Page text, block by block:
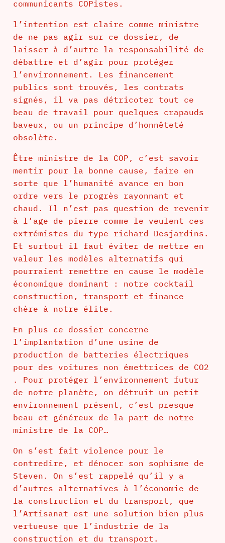
communicants COPistes.
l’intention est claire comme ministre
de ne pas agir sur ce dossier, de
laisser à d’autre la responsabilité de
débattre et d’agir pour protéger
l’environnement. Les financement
publics sont trouvés, les contrats
signés, il va pas détricoter tout ce
beau de travail pour quelques crapauds
baveux, ou un principe d’honnêteté
obsolète.
Être ministre de la COP, c’est savoir
mentir pour la bonne cause, faire en
sorte que l’humanité avance en bon
ordre vers le progrès rayonnant et
chaud. Il n’est pas question de revenir
à l’age de pierre comme le veulent ces
extrémistes du type richard Desjardins.
Et surtout il faut éviter de mettre en
valeur les modèles alternatifs qui
pourraient remettre en cause le modèle
économique dominant : notre cocktail
construction, transport et finance
chère à notre élite.
En plus ce dossier concerne
l’implantation d’une usine de
production de batteries électriques
pour des voitures non émettrices de CO2
. Pour protéger l’environnement futur
de notre planète, on détruit un petit
environnement présent, c’est presque
beau et généreux de la part de notre
ministre de la COP…
On s’est fait violence pour le
contredire, et dénocer son sophisme de
Steven. On s’est rappelé qu’il y a
d’autres alternatives à l’économie de
la construction et du transport, que
l’Artisanat est une solution bien plus
vertueuse que l’industrie de la
construction et du transport.